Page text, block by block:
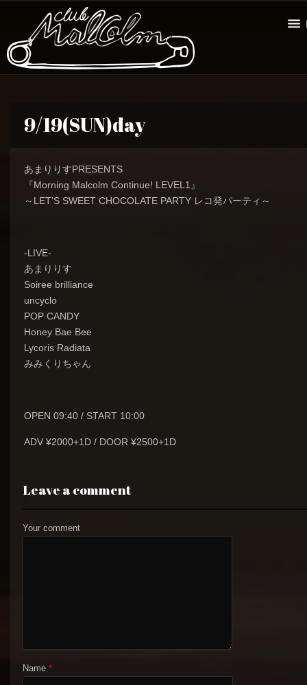
9/19(SUN)day
あまりりすPRESENTS
『Morning Malcolm Continue! LEVEL1』
～LET’S SWEET CHOCOLATE PARTY レコ発パーティ～
-LIVE-
あまりりす
Soiree brilliance
uncyclo
POP CANDY
Honey Bae Bee
Lycoris Radiata
みみくりちゃん
OPEN 09:40 / START 10:00
ADV ¥2000+1D / DOOR ¥2500+1D
Leave a comment
Your comment
Name *